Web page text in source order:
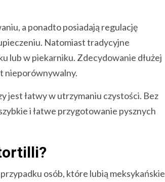
a ponadto posiadają regulację
Natomiast tradycyjne
lub w piekarniku. Zdecydowanie dłużej
nieporównywalny.
jest łatwy w utrzymaniu czystości. Bez
i łatwe przygotowanie pysznych
osób, które lubią meksykańskie